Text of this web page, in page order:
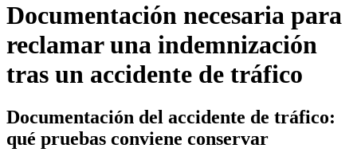
Documentación necesaria para
reclamar una indemnización
tras un accidente de tráfico
Documentación del accidente de tráfico:
qué pruebas conviene conservar